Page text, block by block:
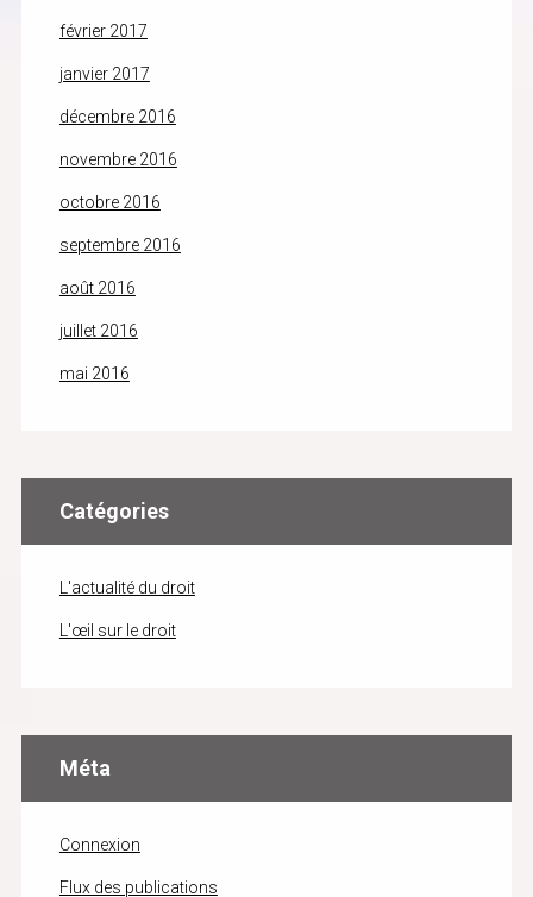
février 2017
janvier 2017
décembre 2016
novembre 2016
octobre 2016
septembre 2016
août 2016
juillet 2016
mai 2016
Catégories
L'actualité du droit
L'œil sur le droit
Méta
Connexion
Flux des publications